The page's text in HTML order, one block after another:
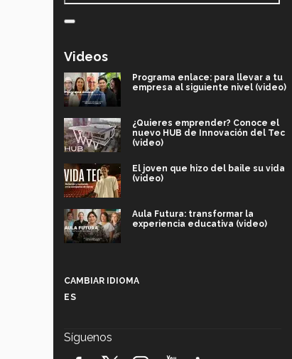
Videos
Programa enlace: para llevar a tu
empresa al siguiente nivel (video)
¿Quieres emprender? Conoce el
nuevo HUB de Innovación del Tec
(video)
El joven que hizo del baile su vida
(video)
Aula Futura: transformar la
experiencia educativa (video)
CAMBIAR IDIOMA
ES
Síguenos